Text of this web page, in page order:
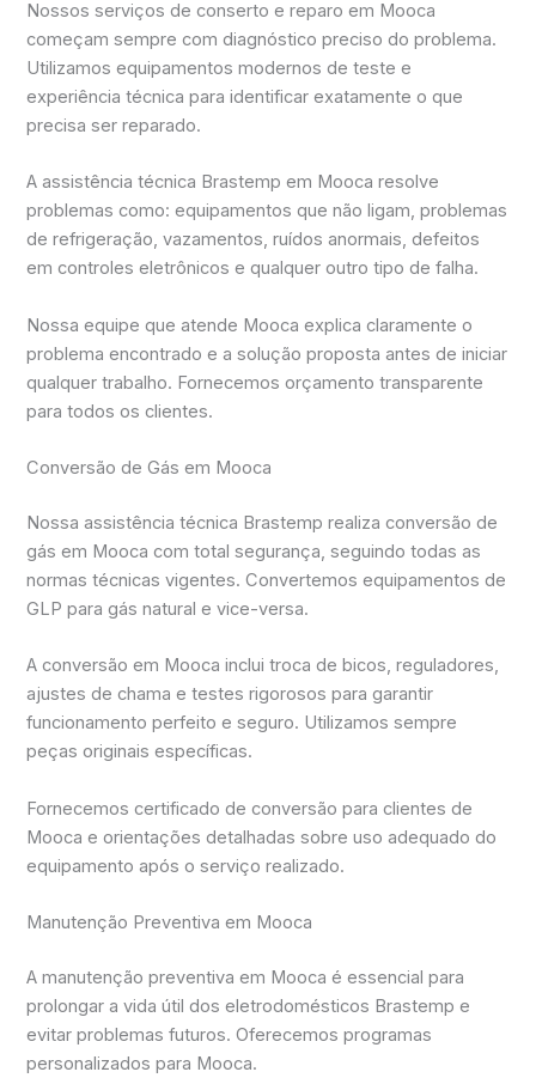
Nossos serviços de conserto e reparo em Mooca
começam sempre com diagnóstico preciso do problema.
Utilizamos equipamentos modernos de teste e
experiência técnica para identificar exatamente o que
precisa ser reparado.
A assistência técnica Brastemp em Mooca resolve
problemas como: equipamentos que não ligam, problemas
de refrigeração, vazamentos, ruídos anormais, defeitos
em controles eletrônicos e qualquer outro tipo de falha.
Nossa equipe que atende Mooca explica claramente o
problema encontrado e a solução proposta antes de iniciar
qualquer trabalho. Fornecemos orçamento transparente
para todos os clientes.
Conversão de Gás em Mooca
Nossa assistência técnica Brastemp realiza conversão de
gás em Mooca com total segurança, seguindo todas as
normas técnicas vigentes. Convertemos equipamentos de
GLP para gás natural e vice-versa.
A conversão em Mooca inclui troca de bicos, reguladores,
ajustes de chama e testes rigorosos para garantir
funcionamento perfeito e seguro. Utilizamos sempre
peças originais específicas.
Fornecemos certificado de conversão para clientes de
Mooca e orientações detalhadas sobre uso adequado do
equipamento após o serviço realizado.
Manutenção Preventiva em Mooca
A manutenção preventiva em Mooca é essencial para
prolongar a vida útil dos eletrodomésticos Brastemp e
evitar problemas futuros. Oferecemos programas
personalizados para Mooca.